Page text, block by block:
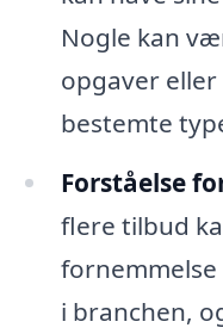
Nogle kan
opgaver
bestemte
Forståelse
flere tilbud
i branchen,